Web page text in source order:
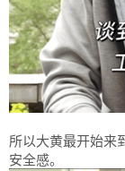
所以大黄最开始来
安全感。